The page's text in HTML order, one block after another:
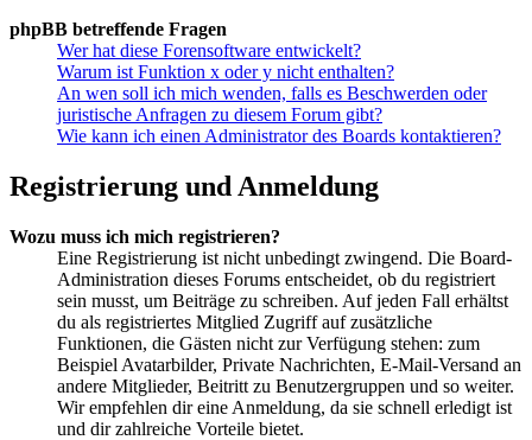
phpBB betreffende Fragen
Wer hat diese Forensoftware entwickelt?
Warum ist Funktion x oder y nicht enthalten?
An wen soll ich mich wenden, falls es Beschwerden oder
juristische Anfragen zu diesem Forum gibt?
Wie kann ich einen Administrator des Boards kontaktieren?
Registrierung und Anmeldung
Wozu muss ich mich registrieren?
Eine Registrierung ist nicht unbedingt zwingend. Die Board-
Administration dieses Forums entscheidet, ob du registriert
sein musst, um Beiträge zu schreiben. Auf jeden Fall erhältst
du als registriertes Mitglied Zugriff auf zusätzliche
Funktionen, die Gästen nicht zur Verfügung stehen: zum
Beispiel Avatarbilder, Private Nachrichten, E-Mail-Versand an
andere Mitglieder, Beitritt zu Benutzergruppen und so weiter.
Wir empfehlen dir eine Anmeldung, da sie schnell erledigt ist
und dir zahlreiche Vorteile bietet.